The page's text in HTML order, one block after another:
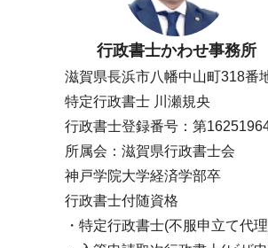
行政書士かわせ事務所
滋賀県長浜市八幡中山町318番
特定行政書士 川瀬規央
行政書士登録番号：第
所属会：滋賀県行政書士会
神戸学院大学経済学部卒
行政書士付随資格
・特定行政書士(不服申立て代